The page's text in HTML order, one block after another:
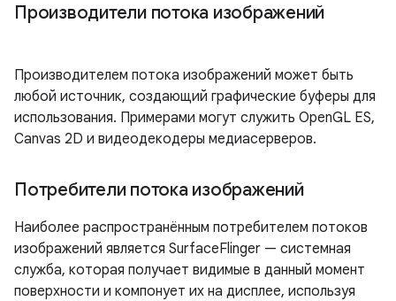
Производители потока изображений
Производителем потока изображений может быть
любой источник, создающий графические буферы для
использования. Примерами могут служить OpenGL ES,
Canvas 2D и видеодекодеры медиасерверов.
Потребители потока изображений
Наиболее распространённым потребителем потоков
изображений является SurfaceFlinger — системная
служба, которая получает видимые в данный момент
поверхности и компонует их на дисплее, используя